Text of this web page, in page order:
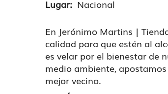
Lugar: Nacional
En Jerónimo Martins |
calidad para que estén al
es velar por el bienestar de
medio ambiente,
mejor vecino.